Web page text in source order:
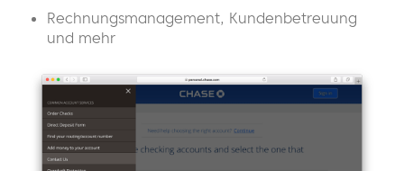
Rechnungsmanagement, Kundenbetreuung
und mehr